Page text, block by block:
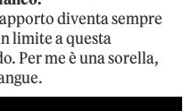
diventa sempre
limite a questa
Per me è una sorella,